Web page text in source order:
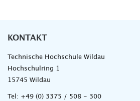
KONTAKT
Technische Hochschule Wildau
Hochschulring 1
15745 Wildau
Tel: +49 (0) 3375 / 508 - 300